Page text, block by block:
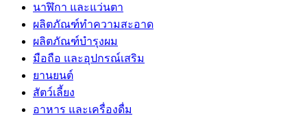
นาฬิกา และแว่นตา
ผลิตภัณฑ์ทำความสะอาด
ผลิตภัณฑ์บำรุงผม
มือถือ และอุปกรณ์เสริม
ยานยนต์
สัตว์เลี้ยง
อาหาร และเครื่องดื่ม